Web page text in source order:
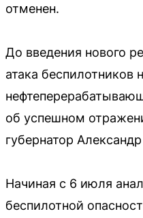
отменен.
До введения нового
атака беспилотников
об успешном
губернатор
Начиная с 6 июля
беспилотной